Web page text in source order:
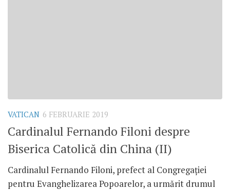
VATICAN 6 FEBRUARIE 2019
Cardinalul Fernando Filoni despre
Biserica Catolică din China (II)
Cardinalul Fernando Filoni, prefect al Congregației
pentru Evanghelizarea Popoarelor, a urmărit drumul